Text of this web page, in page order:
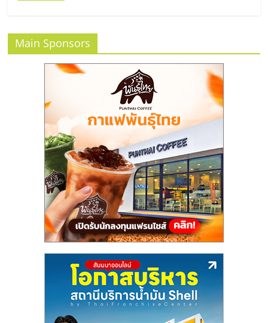
ไชส์,
ปรึกษา
แฟ
ไชส์,
รวม
แฟ
Main Sponsors